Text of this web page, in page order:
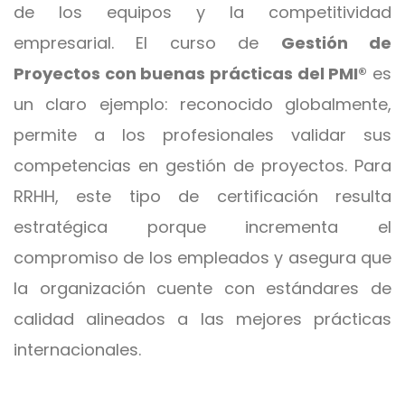
de los equipos y la competitividad
empresarial. El curso de Gestión de
Proyectos con buenas prácticas del PMI® es
un claro ejemplo: reconocido globalmente,
permite a los profesionales validar sus
competencias en gestión de proyectos. Para
RRHH, este tipo de certificación resulta
estratégica porque incrementa el
compromiso de los empleados y asegura que
la organización cuente con estándares de
calidad alineados a las mejores prácticas
internacionales.